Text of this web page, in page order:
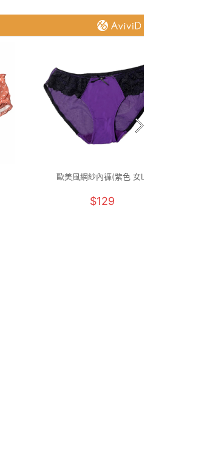
歐美風網紗內褲(紫色 女L)
$129